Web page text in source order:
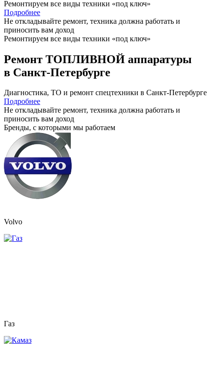
Ремонтируем все виды техники «под ключ»
Подробнее
Не откладывайте ремонт, техника должна работать и
приносить вам доход
Ремонтируем все виды техники «под ключ»
Ремонт ТОПЛИВНОЙ аппаратуры
в Санкт-Петербурге
Диагностика, ТО и ремонт спецтехники в Санкт-Петербурге
Подробнее
Не откладывайте ремонт, техника должна работать и
приносить вам доход
Бренды, с которыми мы работаем
Volvo
Газ